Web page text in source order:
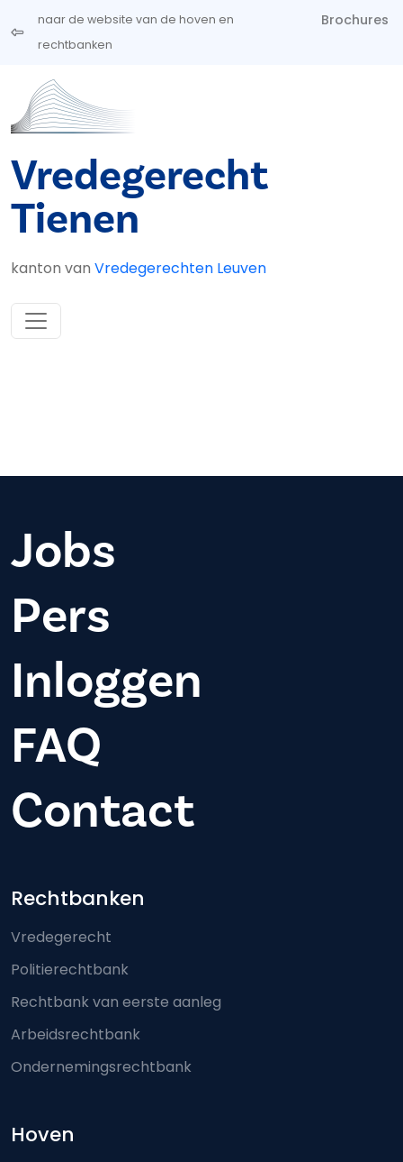
Overslaan en naar de inhoud gaan
naar de website van de hoven en
rechtbanken
Brochures
Vredegerecht
Tienen
kanton van Vredegerechten Leuven
Jobs
Pers
Inloggen
FAQ
Contact
Footer-menu
Rechtbanken
Vredegerecht
Politierechtbank
Rechtbank van eerste aanleg
Arbeidsrechtbank
Ondernemingsrechtbank
Hoven